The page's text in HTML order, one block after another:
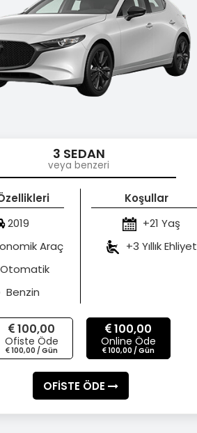
3 SEDAN
veya benzeri
2019
Araç
Otomatik
Benzin
Koşullar
+21 Yaş
+3 Yıllık Ehliyet
100,00
Ofiste Öde
100,00 / Gün
100,00
Online Öde
100,00 / Gün
OFİSTE ÖDE